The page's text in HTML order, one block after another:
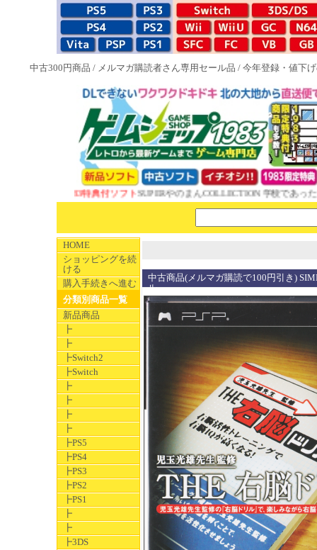
中古300円商品 / メルマガ購読者さん専用セール品 / 今年登録・値下
NEW 1983特典付ソフトSUPERやのまんCOLLECTION 学校であった怖い
HOME
ショッピングを続
ける
購入手続きへ進む
分類別商品一覧
新品商品
┣
┣
┣Switch2
┣Switch
┣
┣
┣
┣
┣PS5
┣PS4
┣PS3
┣PS2
┣PS1
┣
┣
┣3DS
中古商品(メルマガ購読で100円引き)
ル